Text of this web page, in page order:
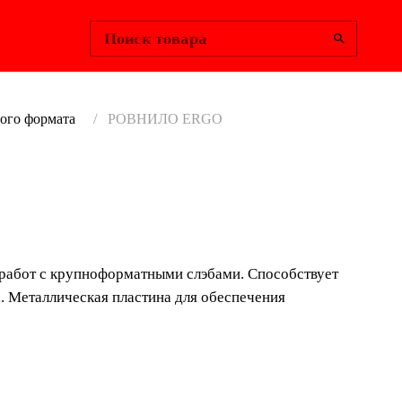
Поиск товара
формата РОВНИЛО ERGO
подходит для работ с крупноформатными
удалению воздушных карманов между
с крупноформатными слэбами. Способствует
пластина для обеспечения